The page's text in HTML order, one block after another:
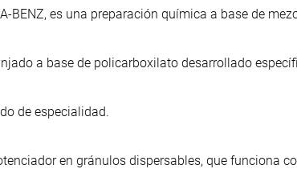
BENZ, es una preparación química a base de
a base de policarboxilato desarrollado
de especialidad.
en gránulos dispersables, que funciona